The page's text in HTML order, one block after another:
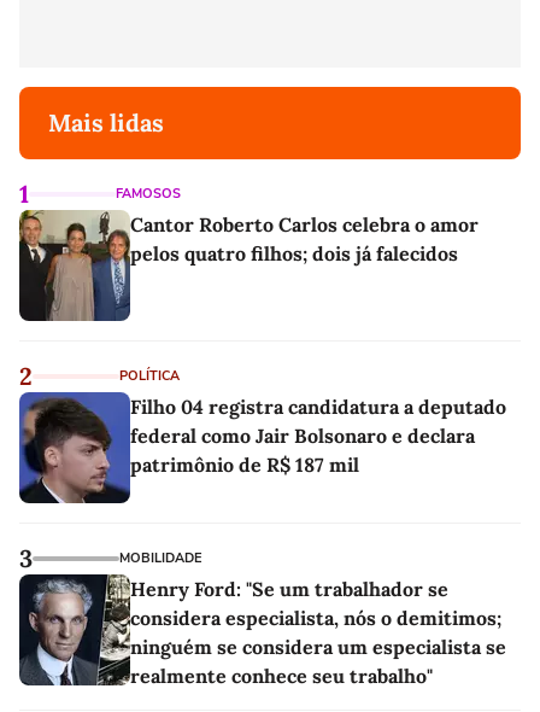
Mais lidas
1 FAMOSOS
Cantor Roberto Carlos celebra o amor
pelos quatro filhos; dois já falecidos
2 POLÍTICA
Filho 04 registra candidatura a deputado
federal como Jair Bolsonaro e declara
patrimônio de R$ 187 mil
3 MOBILIDADE
Henry Ford: "Se um trabalhador se
considera especialista, nós o demitimos;
ninguém se considera um especialista se
realmente conhece seu trabalho"